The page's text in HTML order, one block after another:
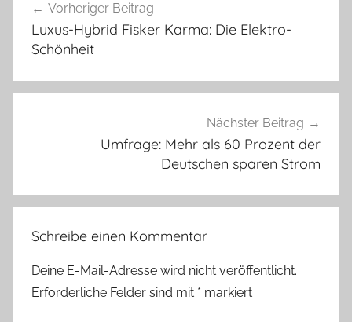
Vorheriger Beitrag
Luxus-Hybrid Fisker Karma: Die Elektro-
Schönheit
Nächster Beitrag
Umfrage: Mehr als 60 Prozent der
Deutschen sparen Strom
Schreibe einen Kommentar
Deine E-Mail-Adresse wird nicht veröffentlicht.
Erforderliche Felder sind mit * markiert